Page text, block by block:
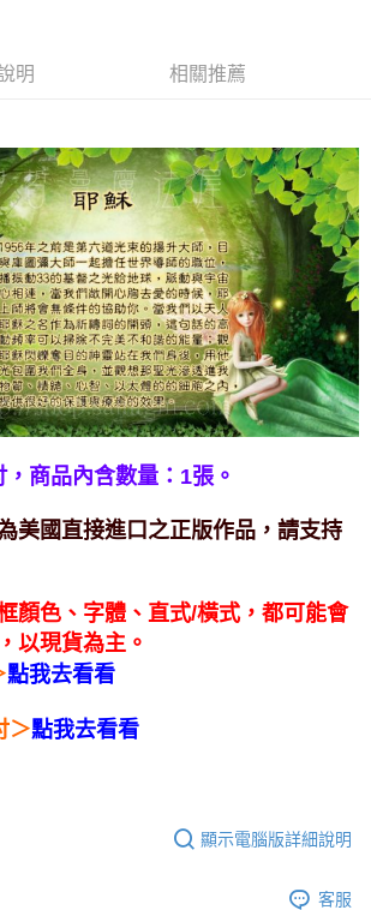
含以上)免運費
灣）
含以上)免運費
含以上)免運費
明 相關推薦
商品內含數量：1張。
美國直接進口之正版作品，請支持
顏色、字體、直式/橫式，都可能會
以現貨為主。
點我去看看
＞點我去看看
顯示電腦版詳細說明
客服